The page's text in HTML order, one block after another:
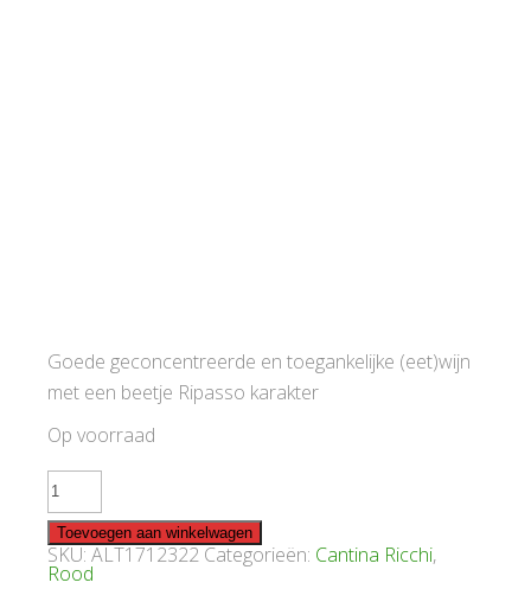
Goede geconcentreerde en toegankelijke (eet)wijn
met een beetje Ripasso karakter
Op voorraad
Ricchi
Cornalino
2022
aantal
Toevoegen aan winkelwagen
SKU: ALT1712322 Categorieën: Cantina Ricchi,
Rood